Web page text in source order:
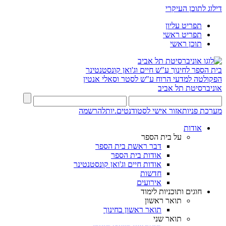
דילוג לתוכן העיקרי
תפריט עליון
תפריט ראשי
תוכן ראשי
בית הספר לחינוך ע"ש חיים וג'ואן קונסטנטינר
הפקולטה למדעי הרוח ע"ש לסטר וסאלי אנטין
אוניברסיטת תל אביב
מערכת פניותאזור אישי לסטודנטים.יותלהרשמה
אודות
על בית הספר
דבר ראשת בית הספר
אודות בית הספר
אודות חיים וג'ואן קונסטנטינר
חדשות
אירועים
חוגים ותוכניות לימוד
תואר ראשון
תואר ראשון בחינוך
תואר שני